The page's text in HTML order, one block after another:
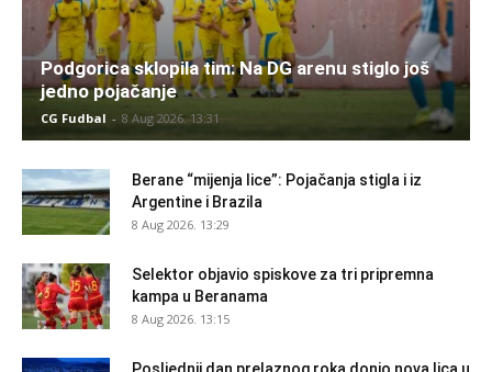
Podgorica sklopila tim: Na DG arenu stiglo još
jedno pojačanje
CG Fudbal - 8 Aug 2026. 13:31
Berane “mijenja lice”: Pojačanja stigla i iz
Argentine i Brazila
8 Aug 2026. 13:29
Selektor objavio spiskove za tri pripremna
kampa u Beranama
8 Aug 2026. 13:15